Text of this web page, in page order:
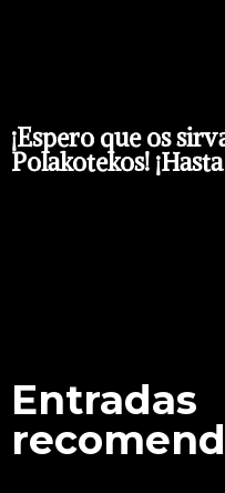
¡Espero que os
Polakotekos!
Entradas